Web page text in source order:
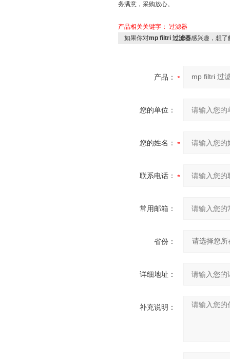
务满意，采购放心。
产品相关关键字： 过滤器
如果你对mp filtri 过滤器感兴趣，想了
产品：
您的单位：
您的姓名：
联系电话：
常用邮箱：
省份：
详细地址：
补充说明：